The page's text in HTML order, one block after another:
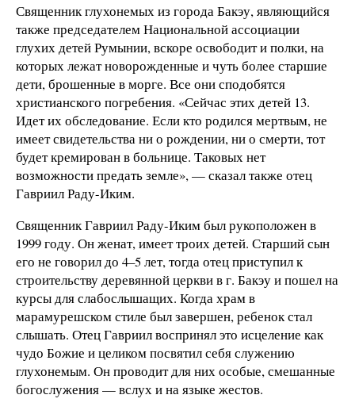
Священник глухонемых из города Бакэу, являющийся
также председателем Национальной ассоциации
глухих детей Румынии, вскоре освободит и полки, на
которых лежат новорожденные и чуть более старшие
дети, брошенные в морге. Все они сподобятся
христианского погребения. «Сейчас этих детей 13.
Идет их обследование. Если кто родился мертвым, не
имеет свидетельства ни о рождении, ни о смерти, тот
будет кремирован в больнице. Таковых нет
возможности предать земле», — сказал также отец
Гавриил Раду-Иким.
Священник Гавриил Раду-Иким был рукоположен в
1999 году. Он женат, имеет троих детей. Старший сын
его не говорил до 4–5 лет, тогда отец приступил к
строительству деревянной церкви в г. Бакэу и пошел на
курсы для слабослышащих. Когда храм в
марамурешском стиле был завершен, ребенок стал
слышать. Отец Гавриил воспринял это исцеление как
чудо Божие и целиком посвятил себя служению
глухонемым. Он проводит для них особые, смешанные
богослужения — вслух и на языке жестов.